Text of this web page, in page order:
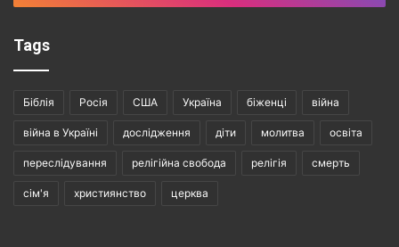
Tags
Біблія Росія США Україна біженці війна
війна в Україні дослідження діти молитва освіта
переслідування релігійна свобода релігія смерть
сім'я християнство церква